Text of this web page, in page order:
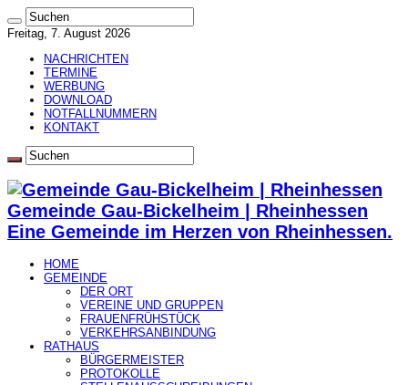
Freitag, 7. August 2026
NACHRICHTEN
TERMINE
WERBUNG
DOWNLOAD
NOTFALLNUMMERN
KONTAKT
Gemeinde Gau-Bickelheim | Rheinhessen
Eine Gemeinde im Herzen von Rheinhessen.
HOME
GEMEINDE
DER ORT
VEREINE UND GRUPPEN
FRAUENFRÜHSTÜCK
VERKEHRSANBINDUNG
RATHAUS
BÜRGERMEISTER
PROTOKOLLE